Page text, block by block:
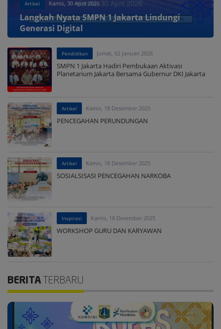
Artikel Kamis, 30 April 2026
Langkah Nyata SMPN 1 Jakarta Lindungi
Generasi Digital
Pendidikan Jumat, 02 Januari 2026
SMPN 1 Jakarta Hadiri Pembukaan Aktivasi
Planetarium Jakarta Bersama Gubernur DKI Jakarta
Artikel Kamis, 18 Desember 2025
PENCEGAHAN PERUNDUNGAN
Artikel Kamis, 18 Desember 2025
SOSIALSISASI PENCEGAHAN NARKOBA
Inspirasi Kamis, 18 Desember 2025
WORKSHOP GURU DAN KARYAWAN
BERITA TERBARU